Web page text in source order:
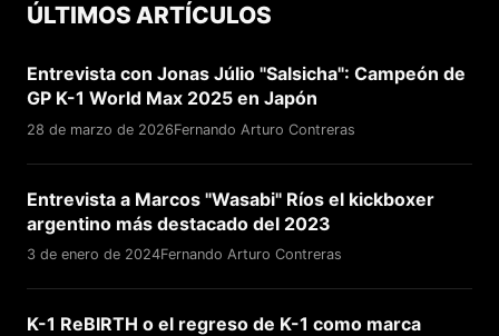
ÚLTIMOS ARTÍCULOS
Entrevista con Jonas Júlio "Salsicha": Campeón de
GP K-1 World Max 2025 en Japón
28 de marzo de 2026Fernando Arturo Contreras
Entrevista a Marcos "Wasabi" Ríos el kickboxer
argentino más destacado del 2023
3 de enero de 2024Fernando Arturo Contreras
K-1 ReBIRTH o el regreso de K-1 como marca